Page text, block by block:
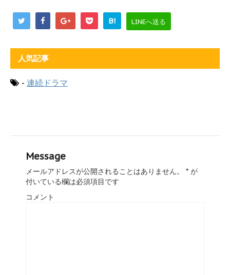
B! LINEへ送る
人気記事
- 連続ドラマ
Message
メールアドレスが公開されることはありません。 * が
付いている欄は必須項目です
コメント